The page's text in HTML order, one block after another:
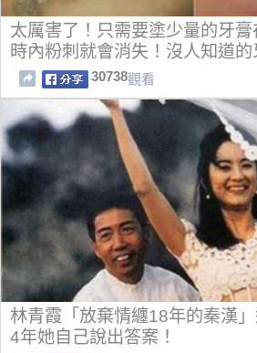
太厲害了！只需要塗少量的牙
時內粉刺就會消失！沒人知道
30738觀看
林青霞「放棄情纏18年的秦漢
4年她自己說出答案！